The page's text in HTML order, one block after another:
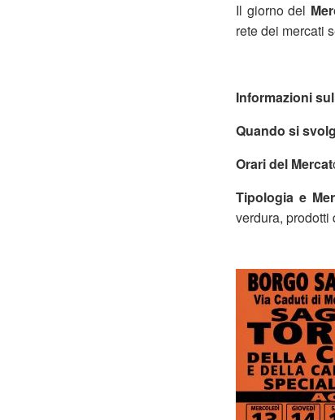
Il giorno del
rete dei mercati
Informazioni
Quando si
Orari del Mercat
Tipologia e
verdura, prodotti